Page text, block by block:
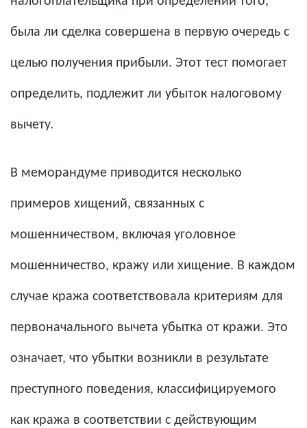
была ли сделка совершена в первую очередь с
целью получения прибыли. Этот тест помогает
определить, подлежит ли убыток налоговому
вычету.
В меморандуме приводится несколько
примеров хищений, связанных с
мошенничеством, включая уголовное
мошенничество, кражу или хищение. В каждом
случае кража соответствовала критериям для
первоначального вычета убытка от кражи. Это
означает, что убытки возникли в результате
преступного поведения, классифицируемого
как кража в соответствии с действующим